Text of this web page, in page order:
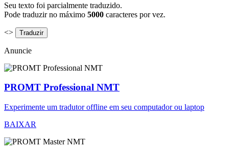
Seu texto foi parcialmente traduzido.
Pode traduzir no máximo 5000 caracteres por vez.
<>
Anuncie
PROMT Professional NMT
Experimente um tradutor offline em seu computador ou laptop
BAIXAR